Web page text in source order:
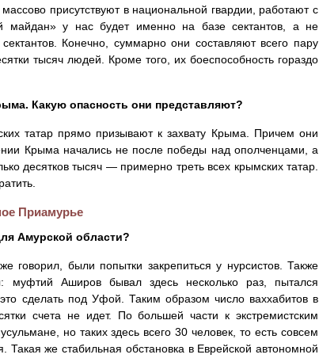
присутствуют в национальной гвардии, работают с
у нас будет именно на базе сектантов, а не
Конечно, суммарно они составляют всего пару
тысяч людей. Кроме того, их боеспособность гораздо
Какую опасность они представляют?
татар прямо призывают к захвату Крыма. Причем они
Крыма начались не после победы над ополченцами, а
десятков тысяч — примерно треть всех крымских татар.
Приамурье
Амурской области?
говорил, были попытки закрепиться у нурсистов. Также
муфтий Аширов бывал здесь несколько раз, пытался
сделать под Уфой. Таким образом число ваххабитов в
счета не идет. По большей части к экстремистским
но таких здесь всего 30 человек, то есть совсем
Такая же стабильная обстановка в Еврейской автономной